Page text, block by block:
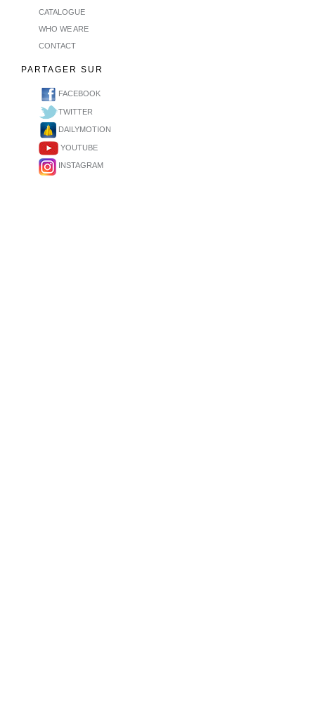
CATALOGUE
WHO WE ARE
CONTACT
PARTAGER SUR
FACEBOOK
TWITTER
DAILYMOTION
YOUTUBE
INSTAGRAM